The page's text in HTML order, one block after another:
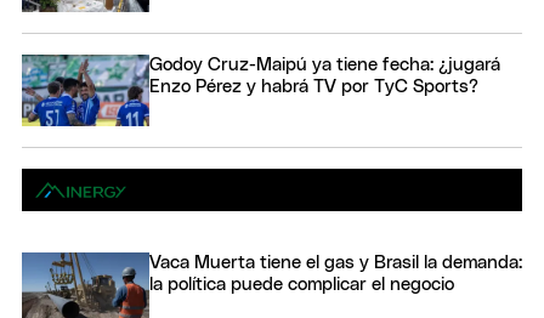
Godoy Cruz-Maipú ya tiene fecha: ¿jugará
Enzo Pérez y habrá TV por TyC Sports?
Vaca Muerta tiene el gas y Brasil la demanda:
la política puede complicar el negocio